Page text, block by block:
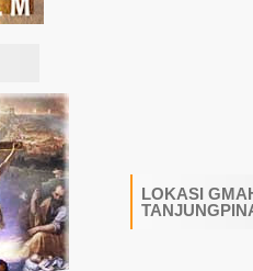
LOKASI